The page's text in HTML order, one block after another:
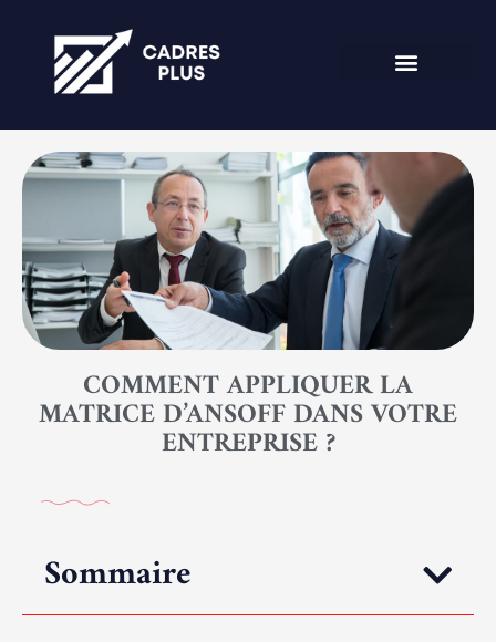
COMMENT APPLIQUER LA
MATRICE D’ANSOFF DANS VOTRE
ENTREPRISE ?
Sommaire